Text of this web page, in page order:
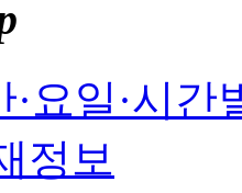
요일·시간
정보